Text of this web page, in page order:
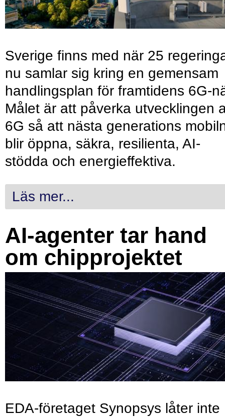
Sverige finns med när 25
nu samlar sig kring en gemensam
handlingsplan för framtidens 6G-
Målet är att påverka utvecklingen
6G så att nästa generations
blir öppna, säkra, resilienta, AI-
stödda och energieffektiva.
Läs mer...
AI-agenter tar hand
om chipprojektet
EDA-företaget Synopsys låter inte